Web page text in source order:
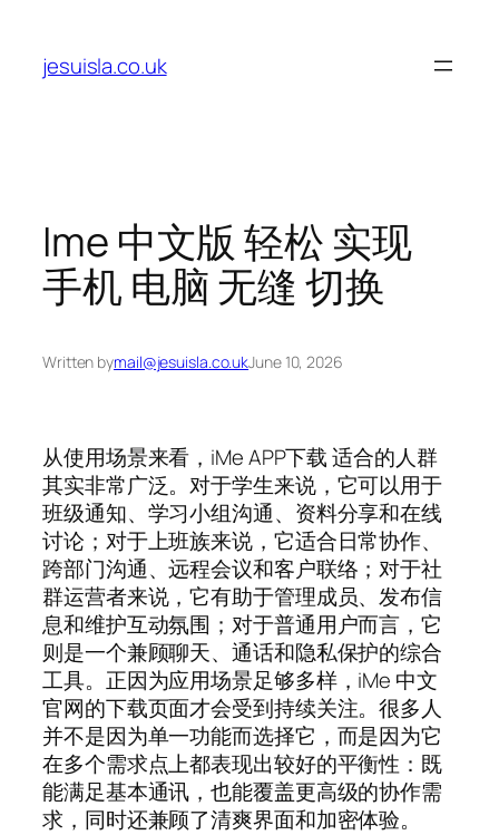
content
jesuisla.co.uk
Ime 中文版 轻松 实现
手机 电脑 无缝 切换
Written bymail@jesuisla.co.ukJune 10, 2026
从使用场景来看，iMe APP下载 适合的人群
其实非常广泛。对于学生来说，它可以用于
班级通知、学习小组沟通、资料分享和在线
讨论；对于上班族来说，它适合日常协作、
跨部门沟通、远程会议和客户联络；对于社
群运营者来说，它有助于管理成员、发布信
息和维护互动氛围；对于普通用户而言，它
则是一个兼顾聊天、通话和隐私保护的综合
工具。正因为应用场景足够多样，iMe 中文
官网的下载页面才会受到持续关注。很多人
并不是因为单一功能而选择它，而是因为它
在多个需求点上都表现出较好的平衡性：既
能满足基本通讯，也能覆盖更高级的协作需
求，同时还兼顾了清爽界面和加密体验。